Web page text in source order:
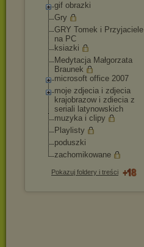
gif obrazki
Gry
GRY Tomek i Przyjaciele
na PC
ksiazki
Medytacja Małgorzata
Braunek
microsoft office 2007
moje zdjecia i zdjecia
krajobrazow i zdiecia z
seriali latynowskich
muzyka i clipy
Playlisty
poduszki
zachomikowane
Pokazuj foldery i treści